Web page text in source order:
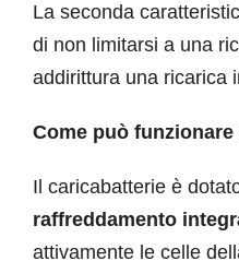
La seconda
di non limitarsi a una
addirittura una ricarica
Come può
Il caricabatterie è
raffreddamento
attivamente le celle